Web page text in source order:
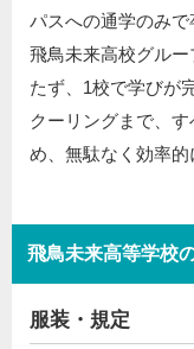
パスへの通学のみで
飛鳥未来高校グル
たず、1校で学びが
クーリングまで、
め、無駄なく効率的
飛鳥未来高等学校
服装・規定